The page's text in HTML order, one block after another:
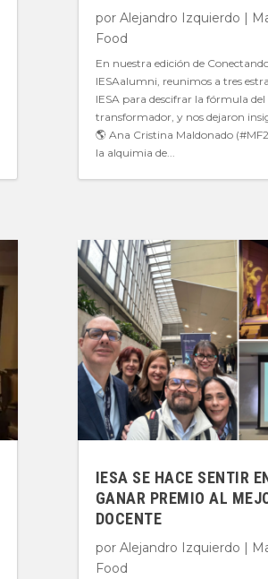
por Alejandro Izquierdo |
Food
En nuestra edición de
IESAalumni, reunimos a tres
IESA para descifrar la fórmula
transformador, y nos dejaron
🌎 Ana Cristina Maldonado
la alquimia de...
IESA SE HACE SENTIR
GANAR PREMIO AL
DOCENTE
por Alejandro Izquierdo |
Food